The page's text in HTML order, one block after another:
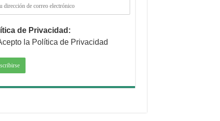
de Privacidad:
la Política de Privacidad